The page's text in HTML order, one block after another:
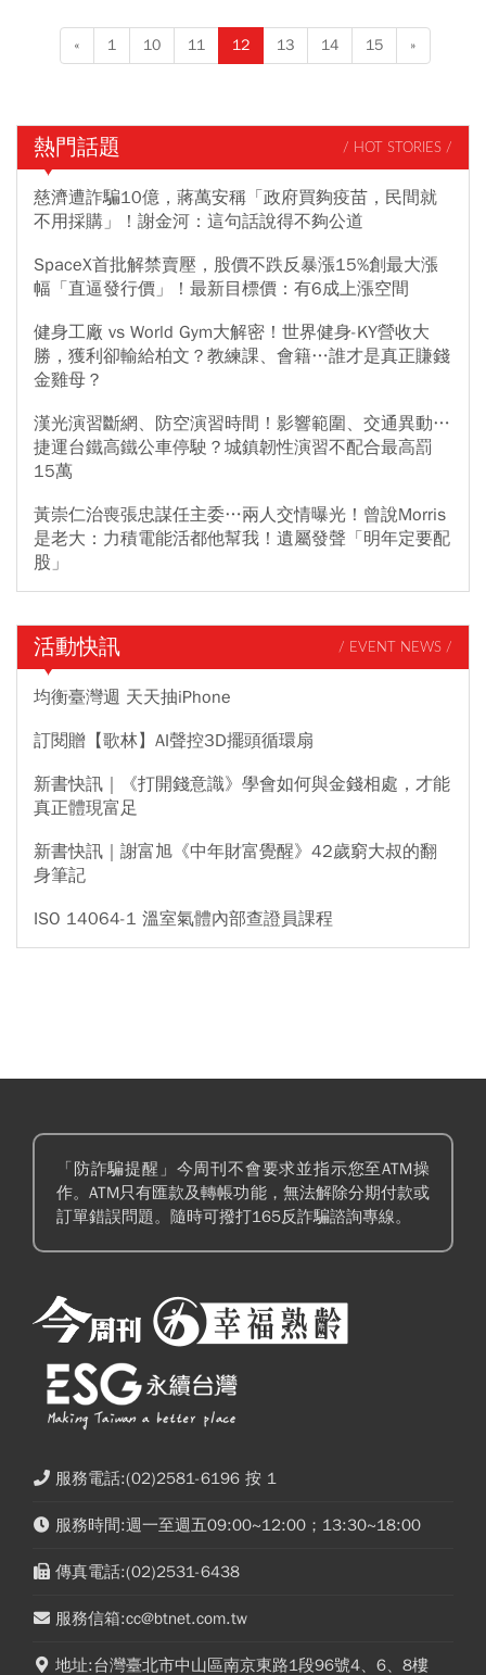
« 1 10 11 12 13 14 15 »
熱門話題 / HOT STORIES /
慈濟遭詐騙10億，蔣萬安稱「政府買夠疫苗，民間就
不用採購」！謝金河：這句話說得不夠公道
SpaceX首批解禁賣壓，股價不跌反暴漲15%創最大漲
幅「直逼發行價」！最新目標價：有6成上漲空間
健身工廠 vs World Gym大解密！世界健身-KY營收大
勝，獲利卻輸給柏文？教練課、會籍…誰才是真正賺錢
金雞母？
漢光演習斷網、防空演習時間！影響範圍、交通異動…
捷運台鐵高鐵公車停駛？城鎮韌性演習不配合最高罰
15萬
黃崇仁治喪張忠謀任主委…兩人交情曝光！曾說Morris
是老大：力積電能活都他幫我！遺屬發聲「明年定要配
股」
活動快訊 / EVENT NEWS /
均衡臺灣週 天天抽iPhone
訂閱贈【歌林】AI聲控3D擺頭循環扇
新書快訊｜《打開錢意識》學會如何與金錢相處，才能
真正體現富足
新書快訊｜謝富旭《中年財富覺醒》42歲窮大叔的翻
身筆記
ISO 14064-1 溫室氣體內部查證員課程
「防詐騙提醒」今周刊不會要求並指示您至ATM操
作。ATM只有匯款及轉帳功能，無法解除分期付款或
訂單錯誤問題。隨時可撥打165反詐騙諮詢專線。
服務電話:(02)2581-6196 按 1
服務時間:週一至週五09:00~12:00；13:30~18:00
傳真電話:(02)2531-6438
服務信箱:cc@btnet.com.tw
地址:台灣臺北市中山區南京東路1段96號4、6、8樓